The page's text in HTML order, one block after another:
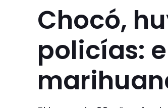
Chocó,
policías: